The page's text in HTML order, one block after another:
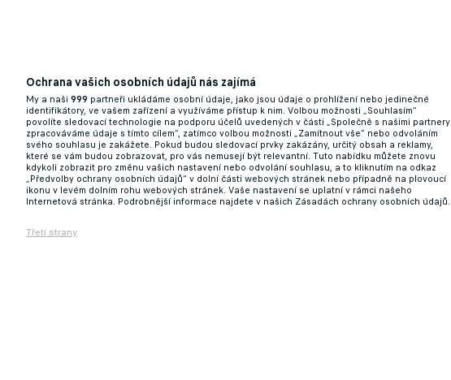
Ochrana vašich osobních údajů nás zajímá
My a naši 999 partneři ukládáme osobní údaje, jako jsou údaje o prohlížení nebo jedinečné
identifikátory, ve vašem zařízení a využíváme přístup k nim. Volbou možnosti „Souhlasím“
povolíte sledovací technologie na podporu účelů uvedených v části „Společně s našimi partnery
zpracováváme údaje s tímto cílem“, zatímco volbou možnosti „Zamítnout vše“ nebo odvoláním
svého souhlasu je zakážete. Pokud budou sledovací prvky zakázány, určitý obsah a reklamy,
které se vám budou zobrazovat, pro vás nemusejí být relevantní. Tuto nabídku můžete znovu
kdykoli zobrazit pro změnu vašich nastavení nebo odvolání souhlasu, a to kliknutím na odkaz
„Předvolby ochrany osobních údajů“ v dolní části webových stránek nebo případně na plovoucí
ikonu v levém dolním rohu webových stránek. Vaše nastavení se uplatní v rámci našeho
Internetová stránka. Podrobnější informace najdete v našich Zásadách ochrany osobních údajů.
Třetí strany